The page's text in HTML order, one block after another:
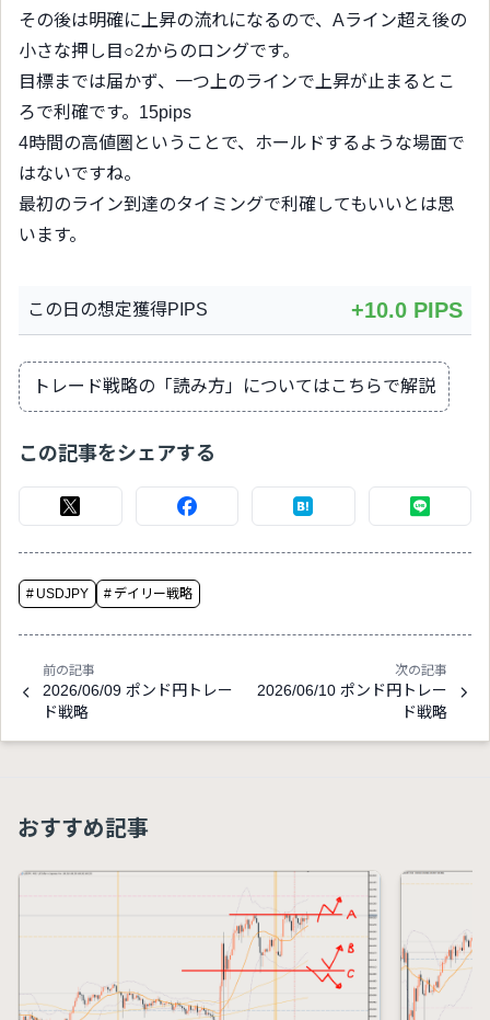
その後は明確に上昇の流れになるので、Aライン超え後の
小さな押し目○2からのロングです。
目標までは届かず、一つ上のラインで上昇が止まるとこ
ろで利確です。15pips
4時間の高値圏ということで、ホールドするような場面で
はないですね。
最初のライン到達のタイミングで利確してもいいとは思
います。
この日の想定獲得PIPS +10.0 PIPS
トレード戦略の「読み方」についてはこちらで解説
この記事をシェアする
# USDJPY # デイリー戦略
前の記事
2026/06/09 ポンド円トレー
ド戦略
次の記事
2026/06/10 ポンド円トレー
ド戦略
おすすめ記事